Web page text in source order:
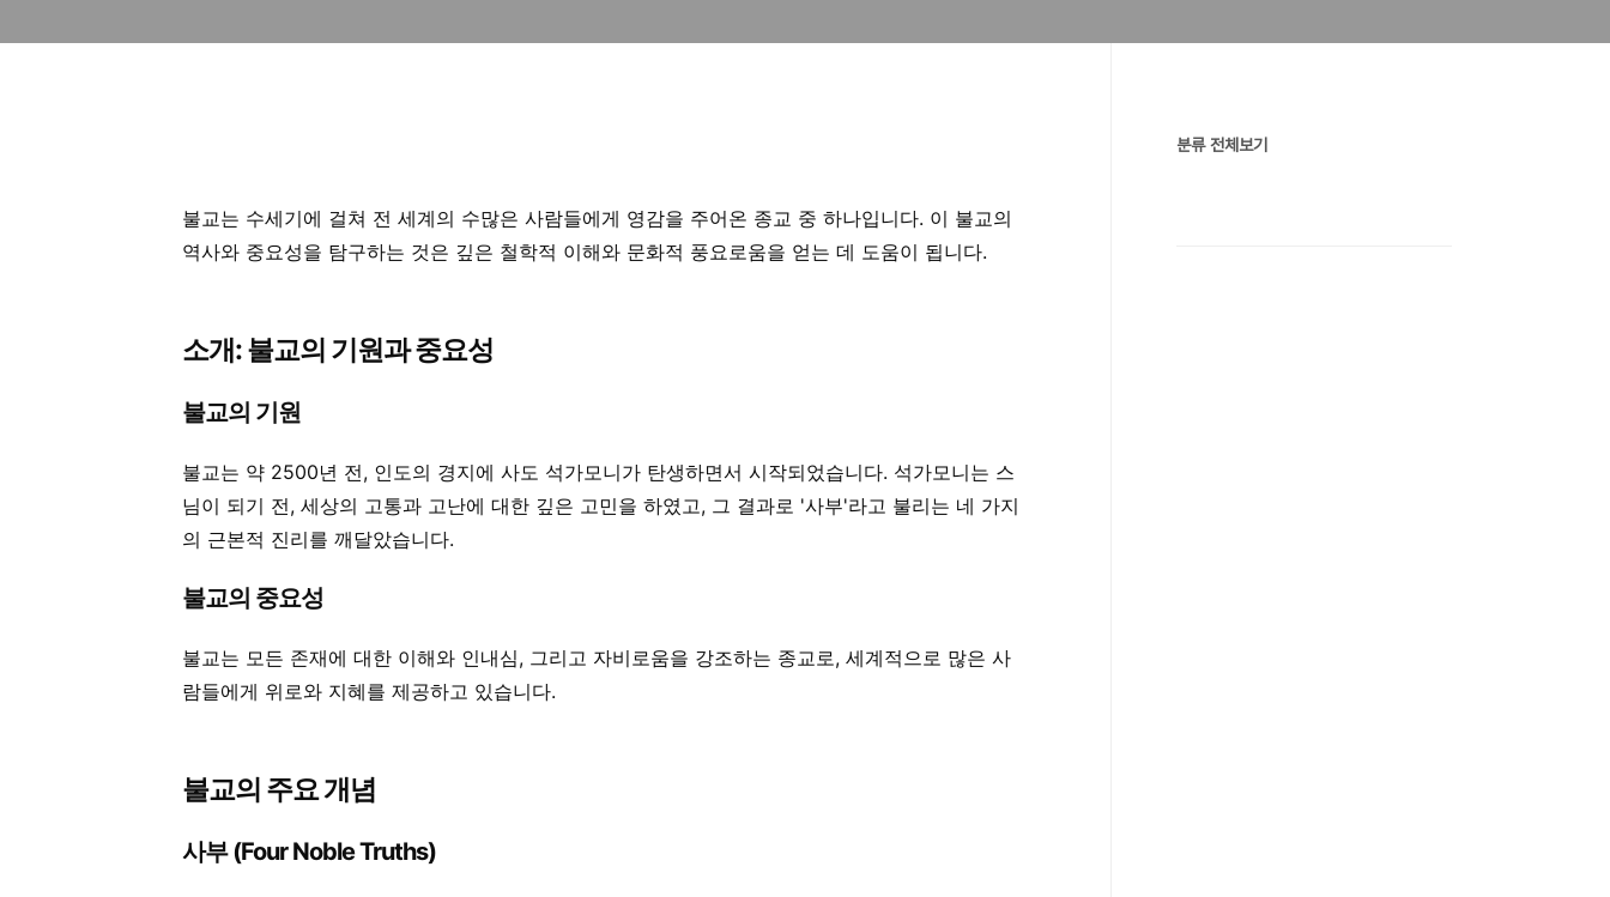
불교는 수세기에 걸쳐 전 세계의 수많은 사람들에게 영감을 주어온 종교 중 하나입니다. 이 불교의
역사와 중요성을 탐구하는 것은 깊은 철학적 이해와 문화적 풍요로움을 얻는 데 도움이 됩니다.
소개: 불교의 기원과 중요성
불교의 기원
불교는 약 2500년 전, 인도의 경지에 사도 석가모니가 탄생하면서 시작되었습니다. 석가모니는 스
님이 되기 전, 세상의 고통과 고난에 대한 깊은 고민을 하였고, 그 결과로 '사부'라고 불리는 네 가지
의 근본적 진리를 깨달았습니다.
불교의 중요성
불교는 모든 존재에 대한 이해와 인내심, 그리고 자비로움을 강조하는 종교로, 세계적으로 많은 사
람들에게 위로와 지혜를 제공하고 있습니다.
불교의 주요 개념
사부 (Four Noble Truths)
분류 전체보기